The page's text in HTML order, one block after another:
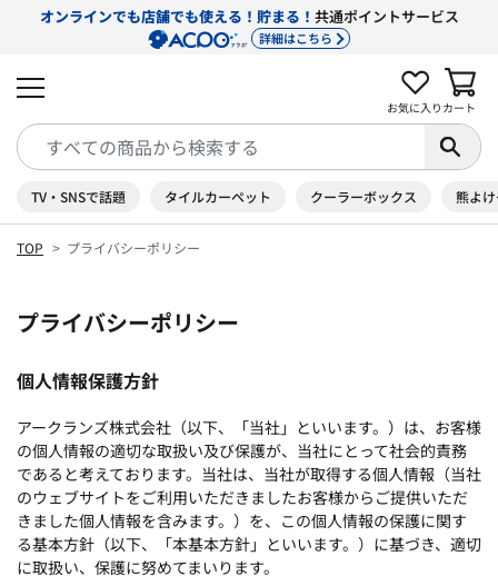
オンラインでも店舗でも使える！貯まる！ 共通ポイントサービス
詳細はこちら
お気に入り カート
TV・SNSで話題 タイルカーペット クーラーボックス 熊よ
TOP プライバシーポリシー
プライバシーポリシー
個人情報保護方針
アークランズ株式会社（以下、「当社」といいます。）は、お客様
の個人情報の適切な取扱い及び保護が、当社にとって社会的責務
であると考えております。当社は、当社が取得する個人情報（当社
のウェブサイトをご利用いただきましたお客様からご提供いただ
きました個人情報を含みます。）を、この個人情報の保護に関す
る基本方針（以下、「本基本方針」といいます。）に基づき、適切
に取扱い、保護に努めてまいります。